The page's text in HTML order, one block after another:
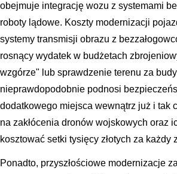
obejmuje integrację wozu z systemami
roboty lądowe. Koszty modernizacji
systemy transmisji obrazu z
rosnący wydatek w budżetach
wzgórze" lub sprawdzenie terenu za
nieprawdopodobnie podnosi
dodatkowego miejsca wewnątrz już i tak
na zakłócenia dronów wojskowych oraz
kosztować setki tysięcy złotych za każdy
Ponadto, przyszłościowe modernizacje